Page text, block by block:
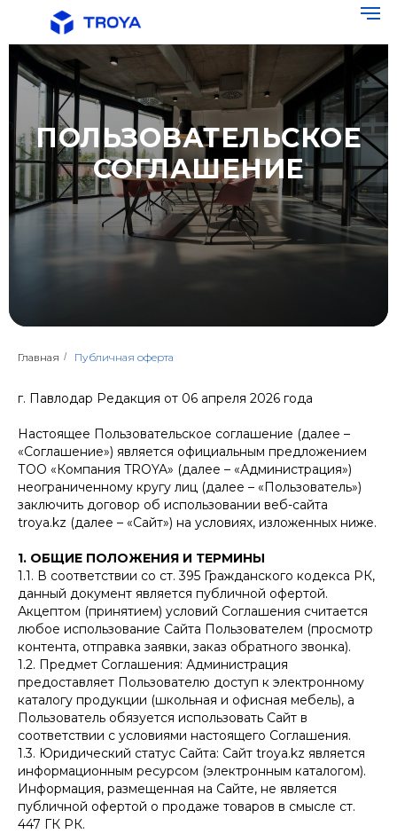
ПОЛЬЗОВАТЕЛЬСКОЕ
СОГЛАШЕНИЕ
Главная / Публичная оферта
г. Павлодар Редакция от 06 апреля 2026 года
Настоящее Пользовательское соглашение (далее –
«Соглашение») является официальным предложением
ТОО «Компания TROYA» (далее – «Администрация»)
неограниченному кругу лиц (далее – «Пользователь»)
заключить договор об использовании веб-сайта
troya.kz (далее – «Сайт») на условиях, изложенных ниже.
1. ОБЩИЕ ПОЛОЖЕНИЯ И ТЕРМИНЫ
1.1. В соответствии со ст. 395 Гражданского кодекса РК,
данный документ является публичной офертой.
Акцептом (принятием) условий Соглашения считается
любое использование Сайта Пользователем (просмотр
контента, отправка заявки, заказ обратного звонка).
1.2. Предмет Соглашения: Администрация
предоставляет Пользователю доступ к электронному
каталогу продукции (школьная и офисная мебель), а
Пользователь обязуется использовать Сайт в
соответствии с условиями настоящего Соглашения.
1.3. Юридический статус Сайта: Сайт troya.kz является
информационным ресурсом (электронным каталогом).
Информация, размещенная на Сайте, не является
публичной офертой о продаже товаров в смысле ст.
447 ГК РК.